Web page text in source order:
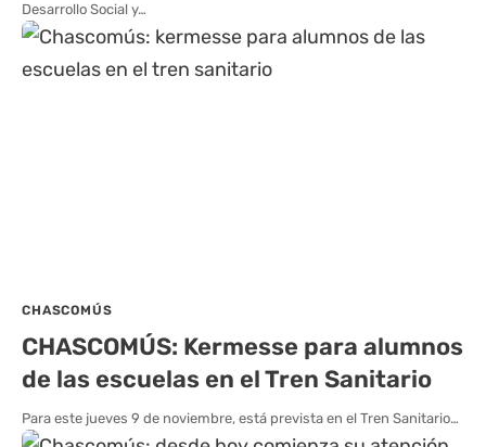
Desarrollo Social y…
CHASCOMÚS
CHASCOMÚS: Kermesse para alumnos
de las escuelas en el Tren Sanitario
Para este jueves 9 de noviembre, está prevista en el Tren Sanitario…